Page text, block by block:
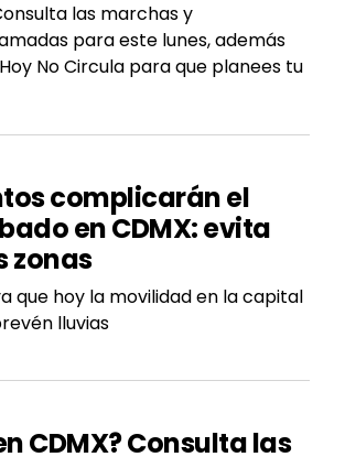
las marchas y
para este lunes, además
No Circula para que planees tu
complicarán el
en CDMX: evita
zonas
que hoy la movilidad en la capital
lluvias
CDMX? Consulta las